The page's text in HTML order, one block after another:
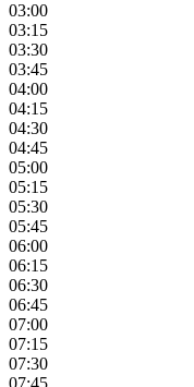
03:00
03:15
03:30
03:45
04:00
04:15
04:30
04:45
05:00
05:15
05:30
05:45
06:00
06:15
06:30
06:45
07:00
07:15
07:30